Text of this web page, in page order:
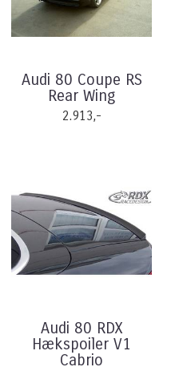
Audi 80 Coupe RS
Rear Wing
2.913,-
Audi 80 RDX
Hækspoiler V1
Cabrio